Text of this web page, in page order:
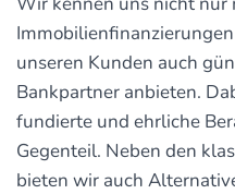
unseren Kunden auch
Bankpartner anbieten.
fundierte und ehrliche
Gegenteil. Neben den
bieten wir auch